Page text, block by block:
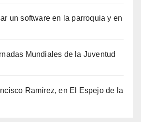
un software en la parroquia y en
Mundiales de la Juventud
Ramírez, en El Espejo de la